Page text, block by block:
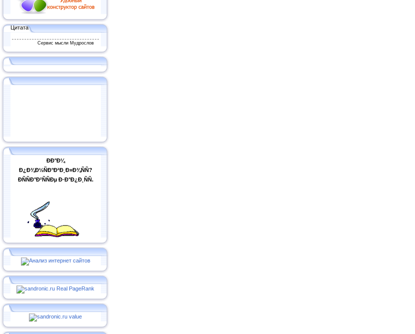
Цитата
Сервис мысли Мудрослов
ÐÐ°Ð¼
Ð¿Ð¾Ð½ÑÐ°Ð²Ð¸Ð»Ð¾ÑÑ?
ÐÑÑÐ°Ð²ÑÑÐµ Ð·Ð°Ð¿Ð¸ÑÑ.